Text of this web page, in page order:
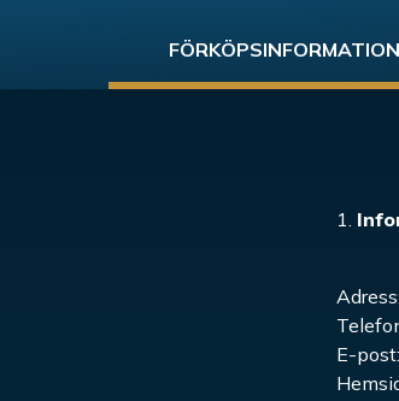
E-post: